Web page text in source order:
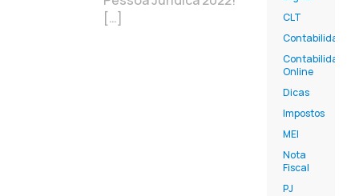
[…]
CLT
Contabilidade
Contabilidade
Online
Dicas
Impostos
MEI
Nota
Fiscal
PJ